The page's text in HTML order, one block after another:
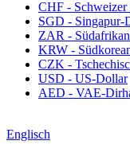
CHF - Schweizer
SGD - Singapur-
ZAR -
KRW -
CZK -
USD - US-Dollar
AED - VAE-
Englisch